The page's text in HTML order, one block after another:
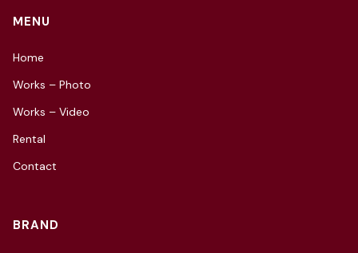
MENU
Home
Works – Photo
Works – Video
Rental
Contact
BRAND